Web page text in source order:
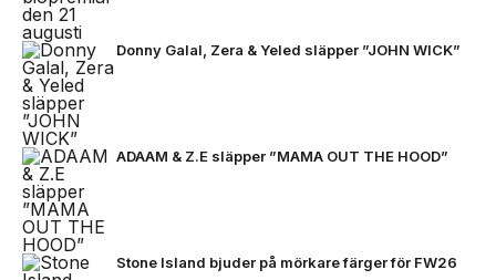
Donny Galal, Zera & Yeled släpper ”JOHN WICK”
ADAAM & Z.E släpper ”MAMA OUT THE HOOD”
Stone Island bjuder på mörkare färger för FW26